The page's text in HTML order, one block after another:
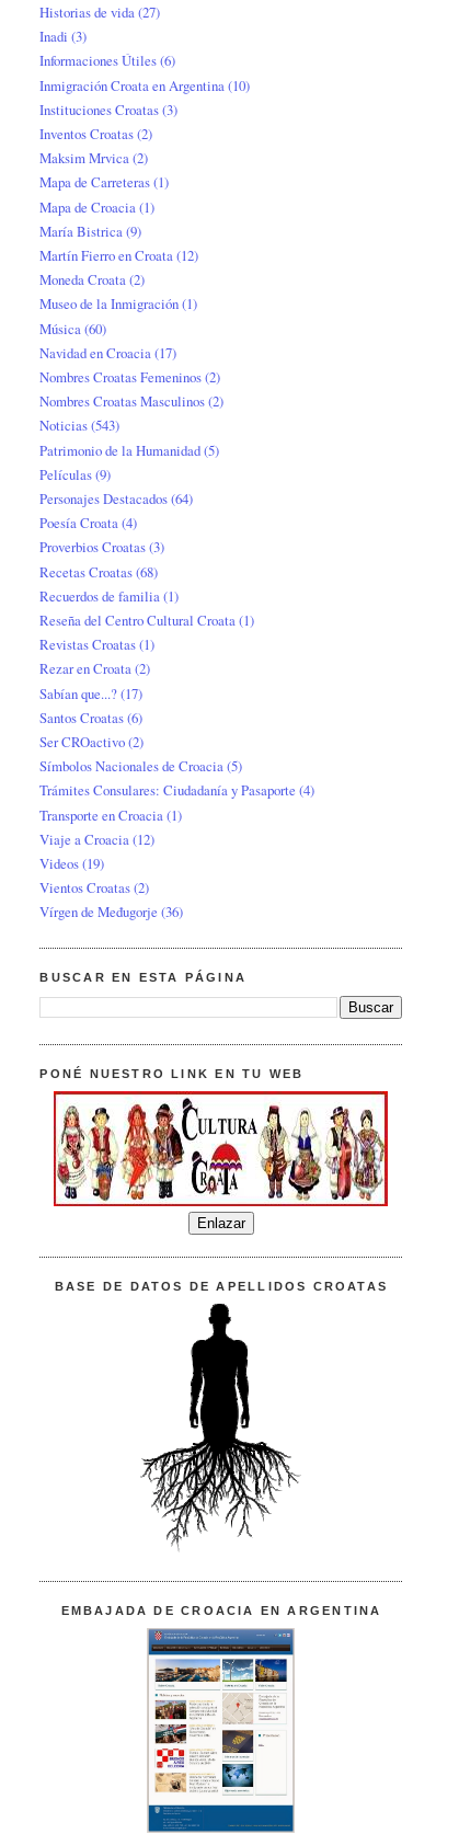
Historias de vida(27)
Inadi (3)
Informaciones Útiles(6)
Inmigración Croata en Argentina (10)
Instituciones Croatas(3)
Inventos Croatas(2)
Maksim Mrvica(2)
Mapa de Carreteras(1)
Mapa de Croacia (1)
María Bistrica(9)
Martín Fierro en Croata(12)
Moneda Croata(2)
Museo de la Inmigración(1)
Música (60)
Navidad en Croacia(17)
Nombres Croatas Femeninos(2)
Nombres Croatas Masculinos(2)
Noticias(543)
Patrimonio de la Humanidad(5)
Películas(9)
Personajes Destacados(64)
Poesía Croata(4)
Proverbios Croatas(3)
Recetas Croatas(68)
Recuerdos de familia(1)
Reseña del Centro Cultural Croata(1)
Revistas Croatas(1)
Rezar en Croata(2)
Sabían que...?(17)
Santos Croatas(6)
Ser CROactivo(2)
Símbolos Nacionales de Croacia(5)
Trámites Consulares: Ciudadanía y Pasaporte (4)
Transporte en Croacia(1)
Viaje a Croacia(12)
Videos(19)
Vientos Croatas(2)
Vírgen de Međugorje (36)
BUSCAR EN ESTA PÁGINA
PONÉ NUESTRO LINK EN TU WEB
BASE DE DATOS DE APELLIDOS CROATAS
EMBAJADA DE CROACIA EN ARGENTINA